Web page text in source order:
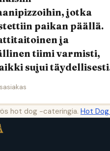
jotka
paikan päällä.
ja
tiimi varmisti,
sujui
hot dog -cateringia. Hot